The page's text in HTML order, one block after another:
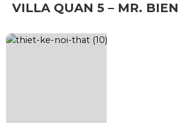
VILLA QUAN 5 – MR. BIEN